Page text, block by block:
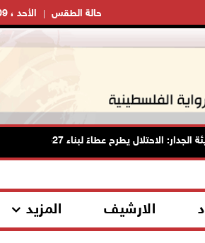
الأحد ، 09 آب ، 2026 حالة الطقس
عطاءً لبناء 627 وحدة استعمارية جديدة على أراضي محافظة رام الله والبيرة
الارشيف المزيد